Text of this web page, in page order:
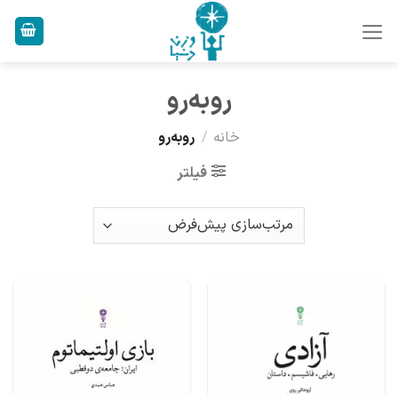
رو‌به‌رو
خانه / رو‌به‌رو
فیلتر